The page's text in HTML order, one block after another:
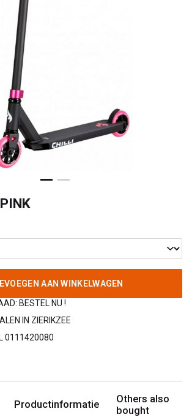
AAN WINKELWAGEN
BESTEL NU !
IN ZIERIKZEE
0111420080
Productinformatie
Others also
bought